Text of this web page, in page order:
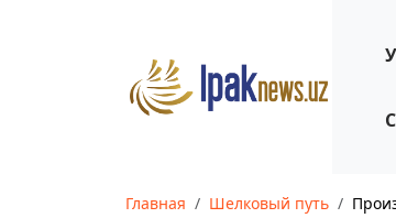
Главная Шелковый путь